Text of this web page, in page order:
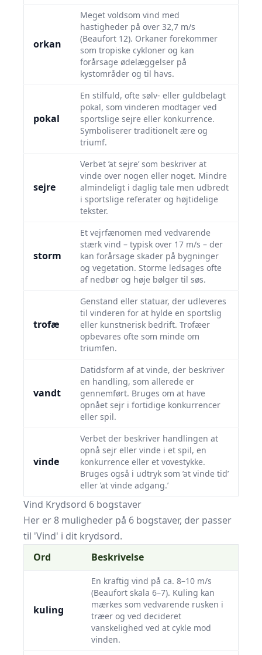
orkan
Meget voldsom vind med
hastigheder på over 32,7 m/s
(Beaufort 12). Orkaner forekommer
som tropiske cykloner og kan
forårsage ødelæggelser på
kystområder og til havs.
pokal
En stilfuld, ofte sølv- eller guldbelagt
pokal, som vinderen modtager ved
sportslige sejre eller konkurrence.
Symboliserer traditionelt ære og
triumf.
sejre
Verbet ’at sejre’ som beskriver at
vinde over nogen eller noget. Mindre
almindeligt i daglig tale men udbredt
i sportslige referater og højtidelige
tekster.
storm
Et vejrfænomen med vedvarende
stærk vind – typisk over 17 m/s – der
kan forårsage skader på bygninger
og vegetation. Storme ledsages ofte
af nedbør og høje bølger til søs.
trofæ
Genstand eller statuar, der udleveres
til vinderen for at hylde en sportslig
eller kunstnerisk bedrift. Trofæer
opbevares ofte som minde om
triumfen.
vandt
Datidsform af at vinde, der beskriver
en handling, som allerede er
gennemført. Bruges om at have
opnået sejr i fortidige konkurrencer
eller spil.
vinde
Verbet der beskriver handlingen at
opnå sejr eller vinde i et spil, en
konkurrence eller et vovestykke.
Bruges også i udtryk som ’at vinde tid’
eller ’at vinde adgang.’
Vind Krydsord 6 bogstaver
Her er 8 muligheder på 6 bogstaver, der passer
til 'Vind' i dit krydsord.
Ord
Beskrivelse
kuling
En kraftig vind på ca. 8–10 m/s
(Beaufort skala 6–7). Kuling kan
mærkes som vedvarende rusken i
træer og ved decideret
vanskelighed ved at cykle mod
vinden.